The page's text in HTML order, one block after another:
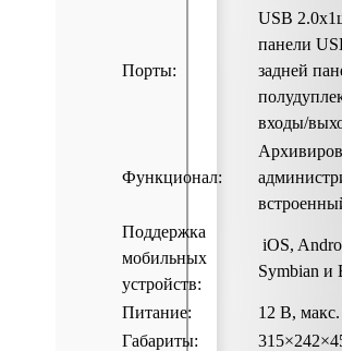
Порты:
USB
панели
задней
входы/
Функционал:
Поддержка
мобильных
устройств:
iOS,
Symbian и
Питание:
12 В,
Габариты: